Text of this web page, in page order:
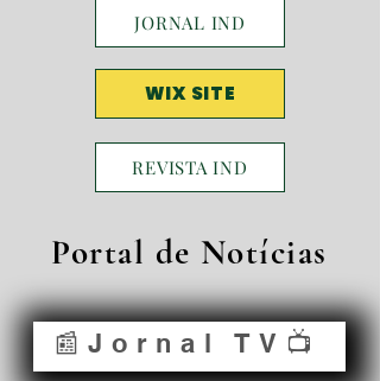
JORNAL IND
WIX SITE
REVISTA IND
Portal de Notícias
📰Jornal TV📺